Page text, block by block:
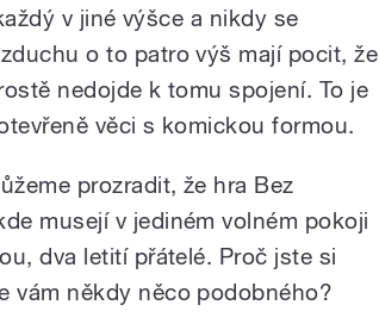
v jiné výšce a nikdy se
o to patro výš mají pocit, že
nedojde k tomu spojení. To je
věci s komickou formou.
prozradit, že hra Bez
musejí v jediném volném pokoji
dva letití přátelé. Proč jste si
vám někdy něco podobného?